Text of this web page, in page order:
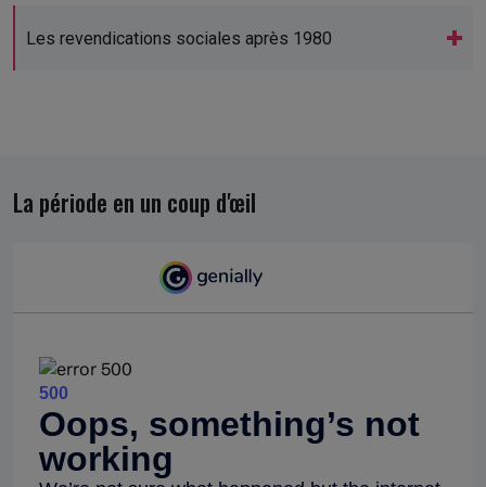
Les revendications sociales après 1980
La période en un coup d'œil